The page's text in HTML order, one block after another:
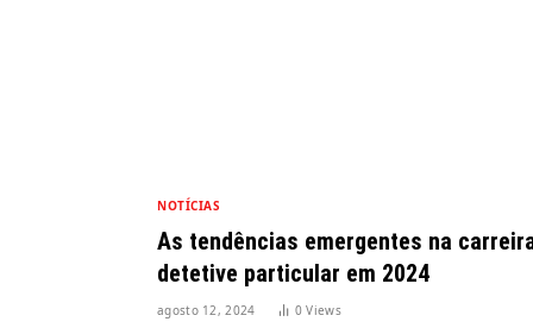
NOTÍCIAS
As tendências emergentes na
detetive particular em 2024
agosto 12, 2024 0Views